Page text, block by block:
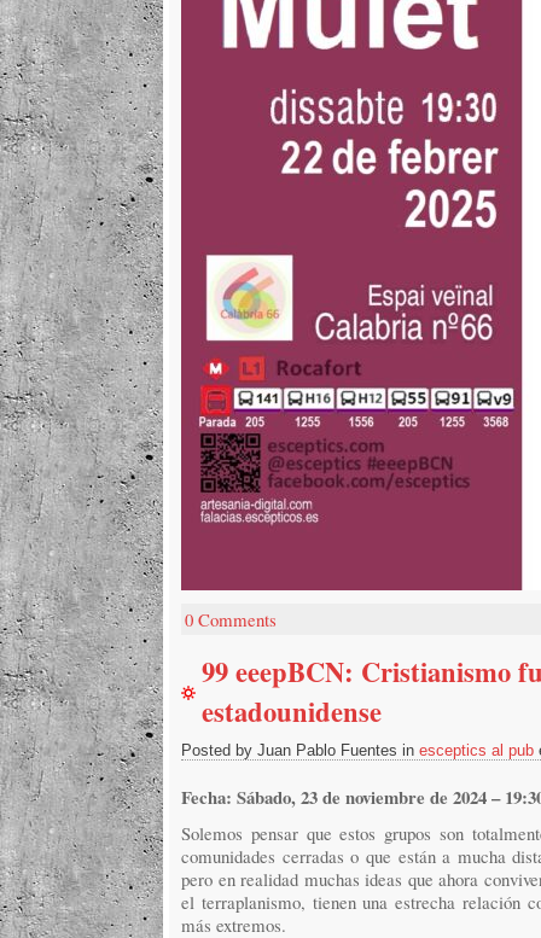
0 Comments
99 eeepBCN: Cristianismo
estadounidense
Posted by Juan Pablo Fuentes in esceptics al pub
Fecha: Sábado, 23 de noviembre de 2024 –
Solemos pensar que estos grupos son
comunidades cerradas o que están a mucha
pero en realidad muchas ideas que ahora
el terraplanismo, tienen una estrecha relación
más extremos.